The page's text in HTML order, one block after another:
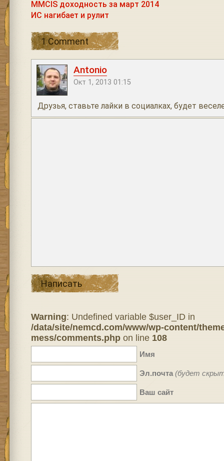
MMCIS доходность за март 2014
ИС нагибает и рулит
1 Comment
Antonio
Окт 1, 2013 01:15
Друзья, ставьте лайки в социалках, будет
Написать
Warning: Undefined variable $user_ID in
/data/site/nemcd.com/www/wp-content/
mess/comments.phpon line 108
Имя
Эл.почта (будет
Ваш сайт